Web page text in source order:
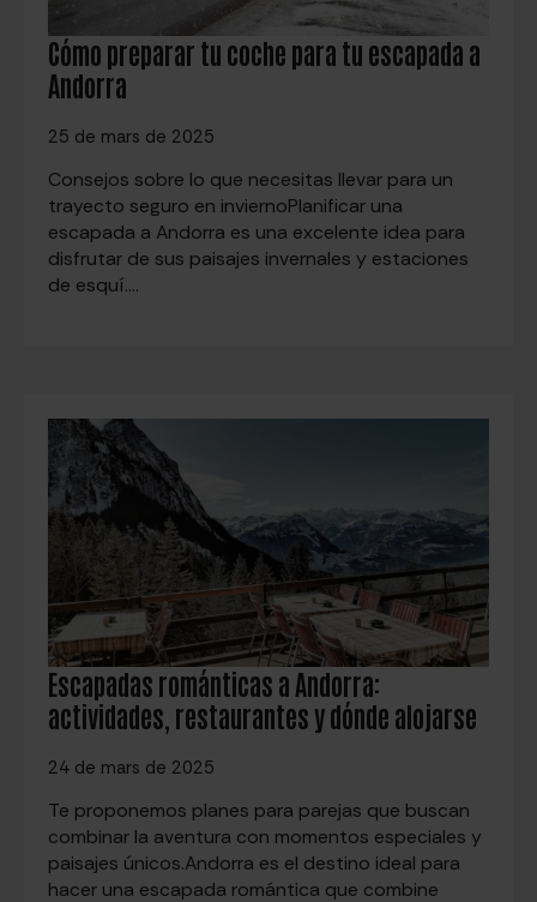
Cómo preparar tu coche para tu escapada a
Andorra
25 de mars de 2025
Consejos sobre lo que necesitas llevar para un
trayecto seguro en inviernoPlanificar una
escapada a Andorra es una excelente idea para
disfrutar de sus paisajes invernales y estaciones
de esquí.…
Escapadas románticas a Andorra:
actividades, restaurantes y dónde alojarse
24 de mars de 2025
Te proponemos planes para parejas que buscan
combinar la aventura con momentos especiales y
paisajes únicos.Andorra es el destino ideal para
hacer una escapada romántica que combine